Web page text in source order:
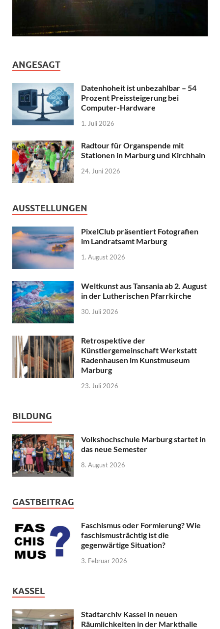
ANGESAGT
Datenhoheit ist unbezahlbar – 54
Prozent Preissteigerung bei
Computer-Hardware
1. Juli 2026
Radtour für Organspende mit
Stationen in Marburg und Kirchhain
24. Juni 2026
AUSSTELLUNGEN
PixelClub präsentiert Fotografien
im Landratsamt Marburg
1. August 2026
Weltkunst aus Tansania ab 2. August
in der Lutherischen Pfarrkirche
30. Juli 2026
Retrospektive der
Künstlergemeinschaft Werkstatt
Radenhausen im Kunstmuseum
Marburg
23. Juli 2026
BILDUNG
Volkshochschule Marburg startet in
das neue Semester
8. August 2026
GASTBEITRAG
Faschismus oder Formierung? Wie
faschismusträchtig ist die
gegenwärtige Situation?
3. Februar 2026
KASSEL
Stadtarchiv Kassel in neuen
Räumlichkeiten in der Markthalle